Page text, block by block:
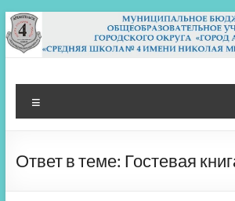
Перейти
к
содержимому
МБОУ СШ 4
Архангельск
Ответ в теме: Гостевая